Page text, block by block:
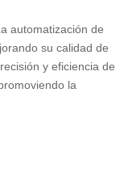
automatización de
su calidad de
y eficiencia de
la